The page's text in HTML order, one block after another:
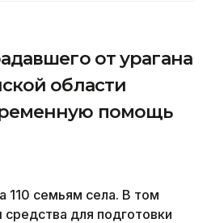
от урагана
области
помощь
110 семьям села. В том
для подготовки